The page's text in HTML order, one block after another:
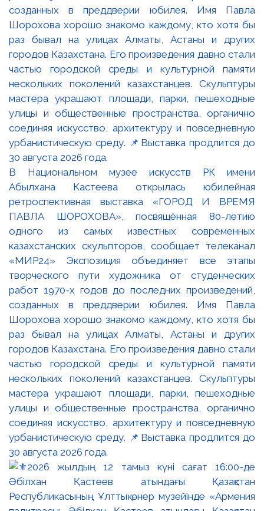
В Национальном музее искусств РК имени
Абылхана Кастеева открылась юбилейная
ретроспективная выставка «ГОРОД И ВРЕМЯ
ПАВЛА ШОРОХОВА», посвящённая 80-летию
одного из самых известных современных
казахстанских скульпторов, сообщает телеканал
«МИР24» Экспозиция объединяет все этапы
творческого пути художника от студенческих
работ 1970-х годов до последних произведений,
созданных в преддверии юбилея. Имя Павла
Шорохова хорошо знакомо каждому, кто хотя бы
раз бывал на улицах Алматы, Астаны и других
городов Казахстана. Его произведения давно стали
частью городской среды и культурной памяти
нескольких поколений казахстанцев. Скульптуры
мастера украшают площади, парки, пешеходные
улицы и общественные пространства, органично
соединяя искусство, архитектуру и повседневную
урбанистическую среду. 📌Выставка продлится до
30 августа 2026 года.